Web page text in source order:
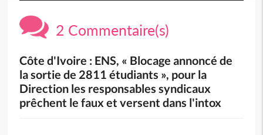
2 Commentaire(s)
Côte d'Ivoire : ENS, « Blocage annoncé de
la sortie de 2811 étudiants », pour la
Direction les responsables syndicaux
prêchent le faux et versent dans l'intox